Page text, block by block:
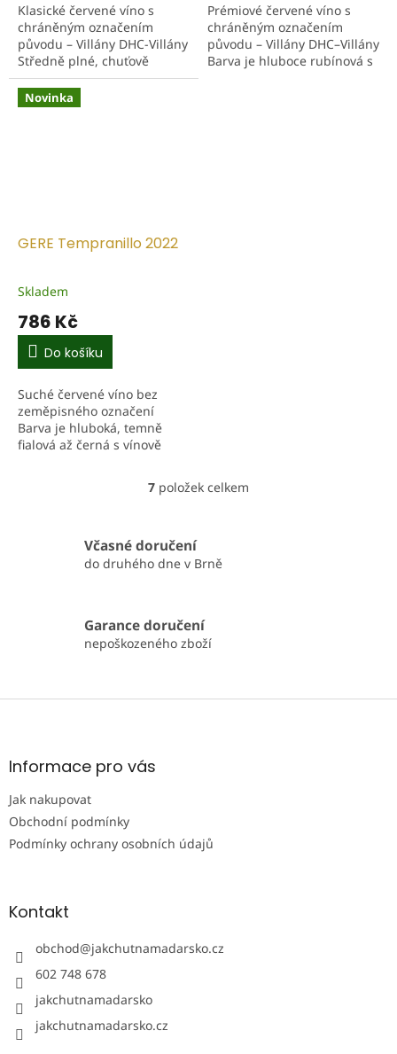
Klasické červené víno s
chráněným označením
původu – Villány DHC-Villány
Středně plné, chuťově
bohaté víno s jemnými
sudovými tóny v pozadí. Ve
vůni se objevují již vyzrálé...
Prémiové červené víno s
chráněným označením
původu – Villány DHC–Villány
Barva je hluboce rubínová s
Novinka
GERE Tempranillo 2022
Skladem
786 Kč
Do košíku
Suché červené víno bez
zeměpisného označení
Barva je hluboká, temně
fialová až černá s vínově
švestka a černé bobulové
O
á
d
p
r
y
7 položek celkem
Včasné doručení
do druhého dne v Brně
Garance doručení
nepoškozeného zboží
Z
aInformace pro vás
Jak nakupovat
Obchodní podmínky
Podmínky ochrany osobních údajů
Kontakt
obchod@jakchutnamadarsko.cz
602 748 678
jakchutnamadarsko
jakchutnamadarsko.cz